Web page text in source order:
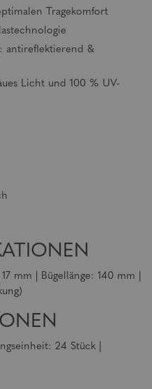
Tragekomfort
antireflektierend &
Licht und 100 % UV-
mm | Bügellänge: 140 mm |
24 Stück |